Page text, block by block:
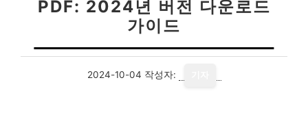
PDF: 2024년 버전 다운로드
가이드
2024-10-04 작성자: